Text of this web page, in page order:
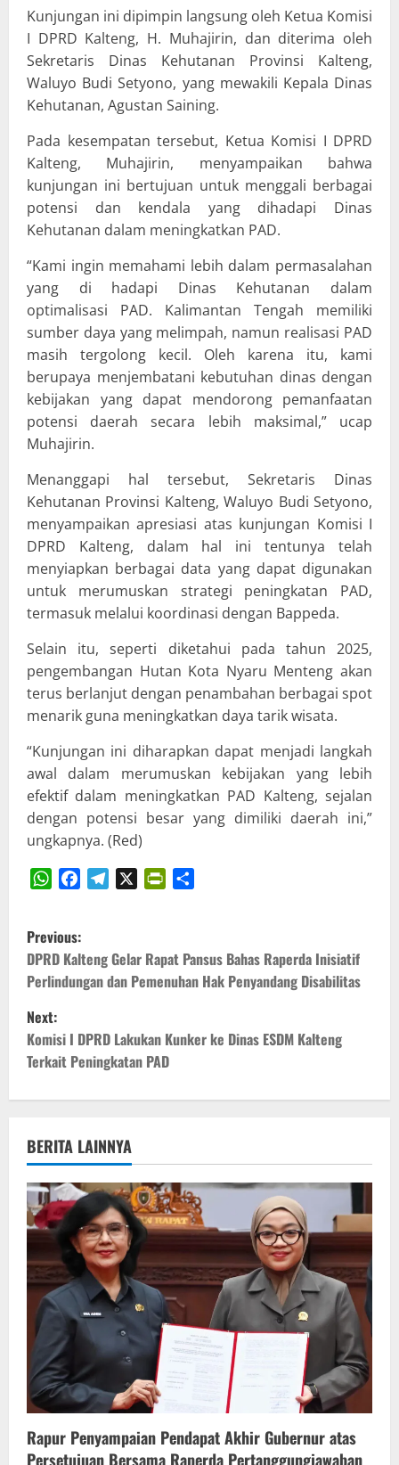
Kunjungan ini dipimpin langsung oleh Ketua Komisi
I DPRD Kalteng, H. Muhajirin, dan diterima oleh
Sekretaris Dinas Kehutanan Provinsi Kalteng,
Waluyo Budi Setyono, yang mewakili Kepala Dinas
Kehutanan, Agustan Saining.
Pada kesempatan tersebut, Ketua Komisi I DPRD
Kalteng, Muhajirin, menyampaikan bahwa
kunjungan ini bertujuan untuk menggali berbagai
potensi dan kendala yang dihadapi Dinas
Kehutanan dalam meningkatkan PAD.
“Kami ingin memahami lebih dalam permasalahan
yang di hadapi Dinas Kehutanan dalam
optimalisasi PAD. Kalimantan Tengah memiliki
sumber daya yang melimpah, namun realisasi PAD
masih tergolong kecil. Oleh karena itu, kami
berupaya menjembatani kebutuhan dinas dengan
kebijakan yang dapat mendorong pemanfaatan
potensi daerah secara lebih maksimal,” ucap
Muhajirin.
Menanggapi hal tersebut, Sekretaris Dinas
Kehutanan Provinsi Kalteng, Waluyo Budi Setyono,
menyampaikan apresiasi atas kunjungan Komisi I
DPRD Kalteng, dalam hal ini tentunya telah
menyiapkan berbagai data yang dapat digunakan
untuk merumuskan strategi peningkatan PAD,
termasuk melalui koordinasi dengan Bappeda.
Selain itu, seperti diketahui pada tahun 2025,
pengembangan Hutan Kota Nyaru Menteng akan
terus berlanjut dengan penambahan berbagai spot
menarik guna meningkatkan daya tarik wisata.
“Kunjungan ini diharapkan dapat menjadi langkah
awal dalam merumuskan kebijakan yang lebih
efektif dalam meningkatkan PAD Kalteng, sejalan
dengan potensi besar yang dimiliki daerah ini,”
ungkapnya. (Red)
P
o
s
t
n
v
i
g
a
t
i
o
n
Previous:
DPRD Kalteng Gelar Rapat Pansus Bahas Raperda Inisiatif
Perlindungan dan Pemenuhan Hak Penyandang Disabilitas
Next:
Komisi I DPRD Lakukan Kunker ke Dinas ESDM Kalteng
Terkait Peningkatan PAD
BERITA LAINNYA
Rapur Penyampaian Pendapat Akhir Gubernur atas
Persetujuan Bersama Raperda Pertanggungjawaban